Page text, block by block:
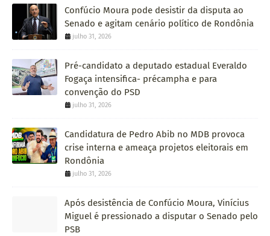
Confúcio Moura pode desistir da disputa ao
Senado e agitam cenário político de Rondônia
julho 31, 2026
Pré-candidato a deputado estadual Everaldo
Fogaça intensifica- précampha e para
convenção do PSD
julho 31, 2026
Candidatura de Pedro Abib no MDB provoca
crise interna e ameaça projetos eleitorais em
Rondônia
julho 31, 2026
Após desistência de Confúcio Moura, Vinícius
Miguel é pressionado a disputar o Senado pelo
PSB